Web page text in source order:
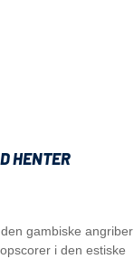
HENTER
gambiske angriber
i den estiske